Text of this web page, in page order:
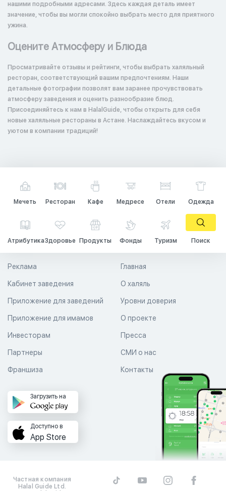
нашими подробными адресами. Здесь каждая деталь имеет
значение, чтобы вы могли спокойно выбрать место для приятного
ужина.
Оцените Атмосферу и Блюда
Просматривайте отзывы и рейтинги, чтобы выбрать халяльный
ресторан, соответствующий вашим предпочтениям. Наши
детальные фотографии позволят вам заранее прочувствовать
атмосферу заведения и оценить разнообразие блюд.
Присоединяйтесь к нам в HalalGuide, чтобы открыть для себя
новые халяльные рестораны в Астане. Наслаждайтесь вкусом и
уютом в компании традиций!
Мечеть Ресторан Кафе Медресе Отели Одежда
АтрибутикаЗдоровье Продукты Фонды Туризм Поиск
Главная
О халяль
Уровни доверия
Реклама
Кабинет заведения
Приложение для заведений
Приложение для имамов О проекте
Пресса
СМИ о нас
Контакты
Инвесторам
Партнеры
Франшиза
Загрузить на
Доступно в
App Store
Частная компания
Halal Guide Ltd.